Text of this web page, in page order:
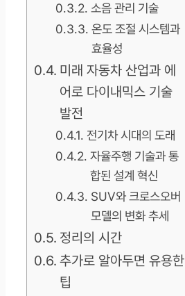
소음 관리 기술
온도 조절 시스템과
효율성
미래 자동차 산업과 에
어로 다이내믹스 기술
발전
전기차 시대의 도래
자율주행 기술과 통
합된 설계 혁신
SUV와 크로스오버
모델의 변화 추세
정리의 시간
추가로 알아두면 유용한
팁